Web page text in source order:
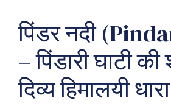
पिंडर नदी
– पिंडारी घाटी
दिव्य हिमालयी धारा